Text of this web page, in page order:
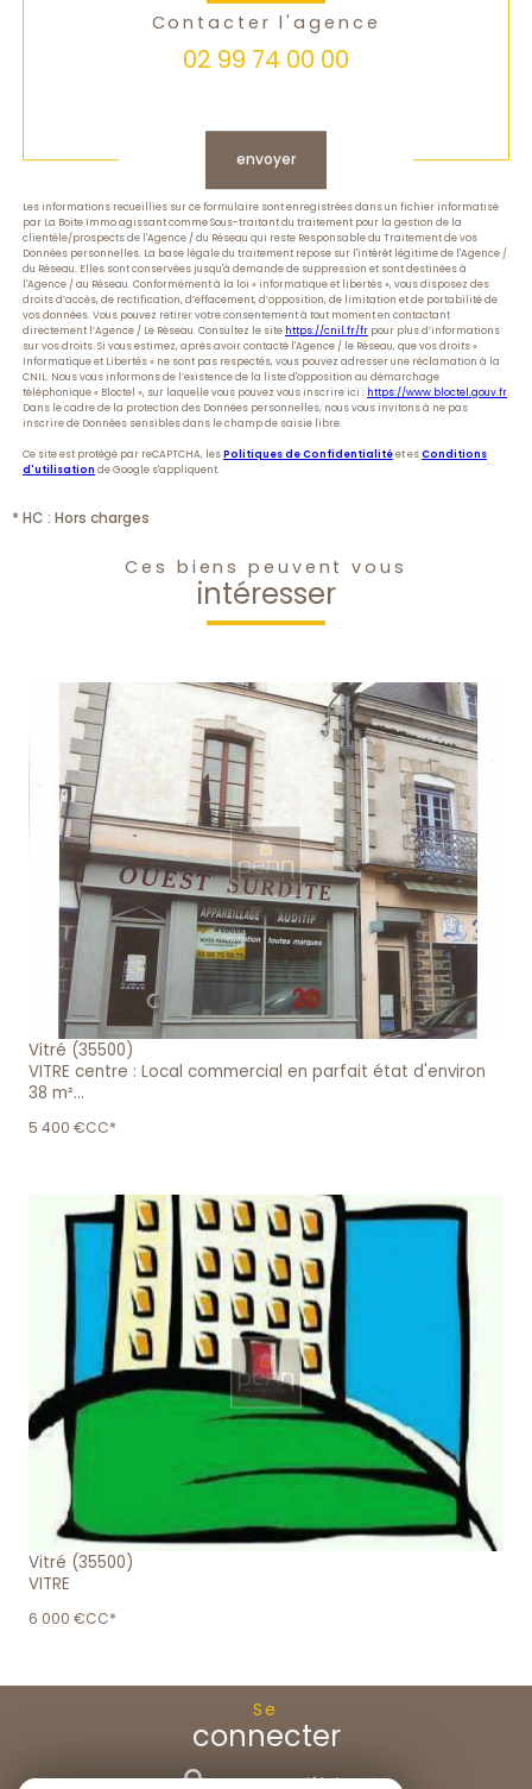
Contacter l'agence
02 99 74 00 00
envoyer
Les informations recueillies sur ce formulaire sont enregistrées dans un fichier informatisé
par La Boite Immo agissant comme Sous-traitant du traitement pour la gestion de la
clientèle/prospects de l'Agence / du Réseau qui reste Responsable du Traitement de vos
Données personnelles. La base légale du traitement repose sur l'intérêt légitime de l'Agence /
du Réseau. Elles sont conservées jusqu'à demande de suppression et sont destinées à
l'Agence / au Réseau. Conformément à la loi « informatique et libertés », vous disposez des
droits d’accès, de rectification, d’effacement, d’opposition, de limitation et de portabilité de
vos données. Vous pouvez retirer votre consentement à tout moment en contactant
directement l’Agence / Le Réseau. Consultez le site https://cnil.fr/fr pour plus d’informations
sur vos droits. Si vous estimez, après avoir contacté l'Agence / le Réseau, que vos droits «
Informatique et Libertés » ne sont pas respectés, vous pouvez adresser une réclamation à la
CNIL. Nous vous informons de l’existence de la liste d'opposition au démarchage
téléphonique « Bloctel », sur laquelle vous pouvez vous inscrire ici : https://www.bloctel.gouv.fr.
Dans le cadre de la protection des Données personnelles, nous vous invitons à ne pas
inscrire de Données sensibles dans le champ de saisie libre.
Ce site est protégé par reCAPTCHA, lesPolitiques de Confidentialitéet esConditions
d'utilisation de Google s'appliquent.
* HC : Hors charges
Ces biens peuvent vous
intéresser
voir le bien
Vitré (35500)
VITRE centre : Local commercial en parfait état d'environ
38 m²...
5 400 €CC*
voir le bien
Vitré (35500)
VITRE
6 000 €CC*
Se
connecter
espace propriétaire